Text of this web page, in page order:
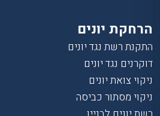
הרחקת יונים
התקנת רשת נגד יונים
דוקרנים נגד יונים
ניקוי צואת יונים
ניקוי מסתור כביסה